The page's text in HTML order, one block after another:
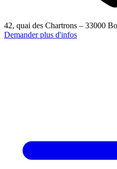
42, quai des Chartrons – 33000
Demander plus d'infos